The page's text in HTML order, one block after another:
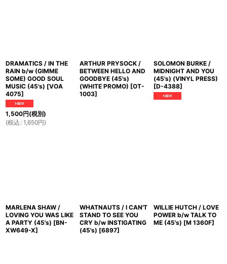
DRAMATICS / IN THE
RAIN b/w (GIMME
SOME) GOOD SOUL
MUSIC (45's) [VOA
4075]
1,500円(税別)
(税込 : 1,650円)
ARTHUR PRYSOCK /
BETWEEN HELLO AND
GOODBYE (45's)
(WHITE PROMO) [OT-
1003]
SOLOMON BURKE /
MIDNIGHT AND YOU
(45's) (VINYL PRESS)
[D-4388]
MARLENA SHAW /
LOVING YOU WAS LIKE
A PARTY (45's) [BN-
XW649-X]
WHATNAUTS / I CAN'T
STAND TO SEE YOU
CRY b/w INSTIGATING
(45's) [6897]
WILLIE HUTCH / LOVE
POWER b/w TALK TO
ME (45's) [M 1360F]